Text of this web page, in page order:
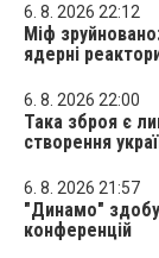
6. 8. 2026 22:12
Міф
ядерні
6. 8. 2026 22:00
Така зброя є
створення
6. 8. 2026 21:57
"Динамо"
конференцій